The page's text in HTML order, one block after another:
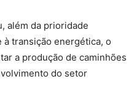
além da prioridade
transição energética, o
a produção de caminhões
do setor